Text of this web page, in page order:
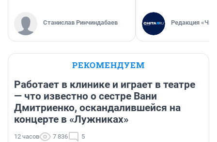
Станислав Ринчиндабаев Редакция
РЕКОМЕНДУЕМ
Работает в клинике и играет в театре
— что известно о сестре Вани
Дмитриенко, оскандалившейся на
концерте в «Лужниках»
12 часов 7 836 5